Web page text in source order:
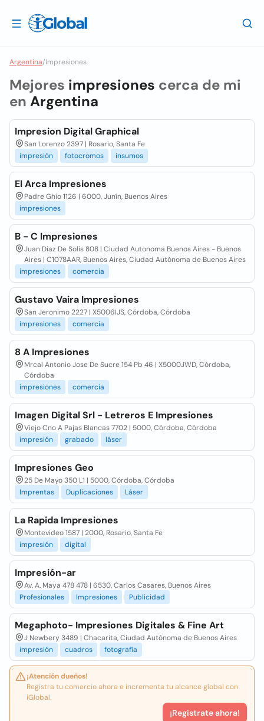
Argentina/Impresiones
Mejores impresiones cerca de mi
en Argentina
Impresion Digital Graphical
San Lorenzo 2397 | Rosario, Santa Fe
impresión
fotocromos insumos
El Arca Impresiones
Padre Ghio 1126 | 6000, Junín, Buenos Aires
impresiones
B - C Impresiones
Juan Diaz De Solis 808 | Ciudad Autonoma Buenos Aires - Buenos
Aires | C1078AAR, Buenos Aires, Ciudad Autónoma de Buenos Aires
impresiones
comercia
Gustavo Vaira Impresiones
San Jeronimo 2227 | X5006IJS, Córdoba, Córdoba
impresiones
comercia
8 A Impresiones
Mrcal Antonio Jose De Sucre 154 Pb 46 | X5000JWD, Córdoba,
Córdoba
impresiones
comercia
Imagen Digital Srl - Letreros E Impresiones
Viejo Cno A Pajas Blancas 7702 | 5000, Córdoba, Córdoba
impresión
grabado láser
Impresiones Geo
25 De Mayo 350 L1 | 5000, Córdoba, Córdoba
Imprentas
Duplicaciones Láser
La Rapida Impresiones
Montevideo 1587 | 2000, Rosario, Santa Fe
impresión
digital
Impresión-ar
Av. A. Maya 478 478 | 6530, Carlos Casares, Buenos Aires
Profesionales
Impresiones Publicidad
Megaphoto- Impresiones Digitales & Fine Art
J Newbery 3489 | Chacarita, Ciudad Autónoma de Buenos Aires
impresión
cuadros fotografía
¡Atención dueños!
Registra tu comercio ahora e incrementa tu alcance global con
iGlobal.
¡Registrate ahora!